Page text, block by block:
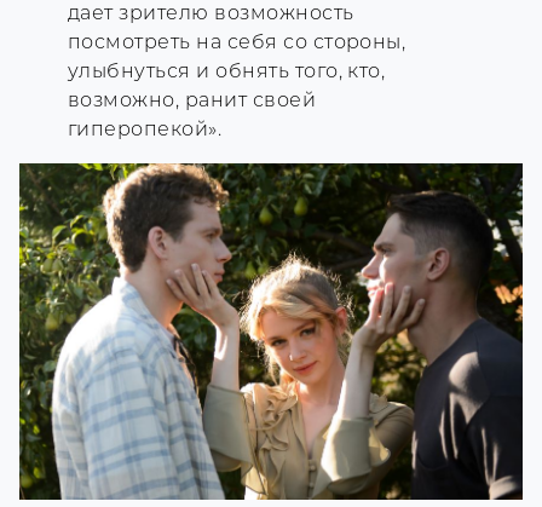
дает зрителю возможность
посмотреть на себя со стороны,
улыбнуться и обнять того, кто,
возможно, ранит своей
гиперопекой».